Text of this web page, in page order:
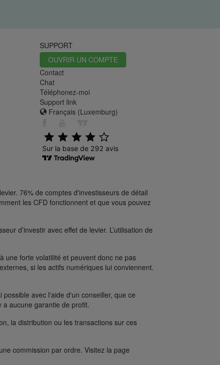
SUPPORT
OUVRIR UN COMPTE
Contact
Chat
Téléphonez-moi
Support link
Français (Luxemburg)
76% de comptes d'investisseurs de détail
les CFD fonctionnent et que vous pouvez
d’investir avec effet de levier. L’utilisation de
une forte volatilité et peuvent donc ne pas
si les actifs numériques lui conviennent.
avec l'aide d'un conseiller, que ce
aucune garantie de profit.
la distribution ou les transactions sur ces
commission par ordre. Visitez la page